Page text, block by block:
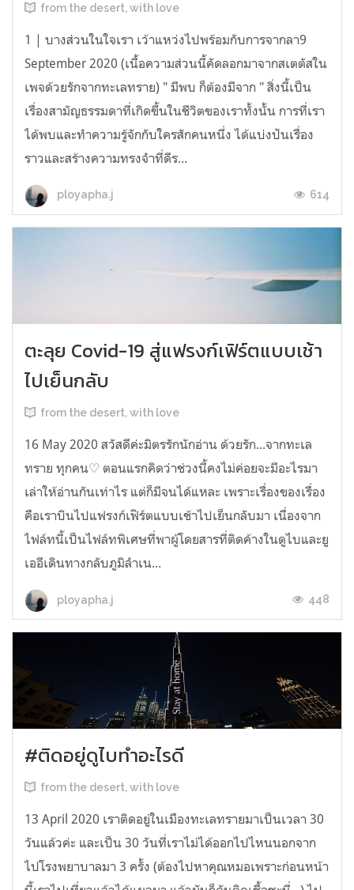
from the desert, with love
1 | บางส่วนในใจเรา เว้าแหว่งไปพร้อมกับการจากลา9
September 2020 (เนื้อความส่วนนี้คัดลอกมาจากสเตตัสใน
เพจด้วยรักจากทะเลทราย) " มีพบ ก็ต้องมีจาก " สิ่งนี้เป็น
เรื่องสามัญธรรมดาที่เกิดขึ้นในชีวิตของเราทั้งนั้น การที่เรา
ได้พบและทำความรู้จักกับใครสักคนหนึ่ง ได้แบ่งปันเรื่อง
ราวและสร้างความทรงจำที่ดีร...
ployapha.j 614
ตะลุย Covid-19 สู่แฟรงก์เฟิร์ตแบบเช้า
ไปเย็นกลับ
from the desert, with love
16 May 2020 สวัสดีค่ะมิตรรักนักอ่าน ด้วยรัก...จากทะเล
ทราย ทุกคน♡ ตอนแรกคิดว่าช่วงนี้คงไม่ค่อยจะมีอะไรมา
เล่าให้อ่านกันเท่าไร แต่ก็มีจนได้แหละ เพราะเรื่องของเรื่อง
คือเราบินไปแฟรงก์เฟิร์ตแบบเช้าไปเย็นกลับมา เนื่องจาก
ไฟล์ทนี้เป็นไฟล์ทพิเศษที่พาผู้โดยสารที่ติดค้างในดูไบและยู
เออีเดินทางกลับภูมิลำเน...
ployapha.j 448
#ติดอยู่ดูไบทำอะไรดี
from the desert, with love
13 April 2020 เราติดอยู่ในเมืองทะเลทรายมาเป็นเวลา 30
วันแล้วค่ะ และเป็น 30 วันที่เราไม่ได้ออกไปไหนนอกจาก
ไปโรงพยาบาลมา 3 ครั้ง (ต้องไปหาคุณหมอเพราะก่อนหน้า